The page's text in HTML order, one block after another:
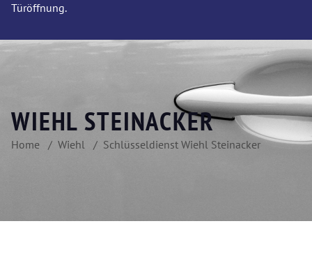
Türöffnung.
WIEHL STEINACKER
Home Wiehl Schlüsseldienst Wiehl Steinacker